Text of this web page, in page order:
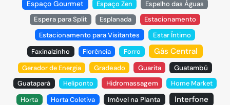
Espaço Gourmet Espaço Zen
Espelho das Águas
Espera para Split
Esplanada
Estacionamento
Estacionamento para Visitantes
Estar Íntimo
Faxinalzinho
Florência Forro Gás Central
Gerador de Energia Gradeado Guarita
Guatambú
Guatapará
Heliponto Hidromassagem
Home Market
Horta
Horta Coletiva Imóvel na Planta Interfone